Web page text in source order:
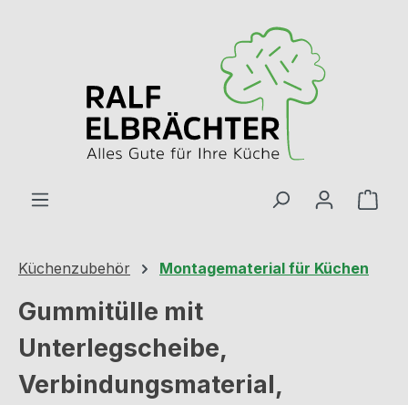
Küchenzubehör Montagematerial für Küchen
Gummitülle mit
Unterlegscheibe,
Verbindungsmaterial,